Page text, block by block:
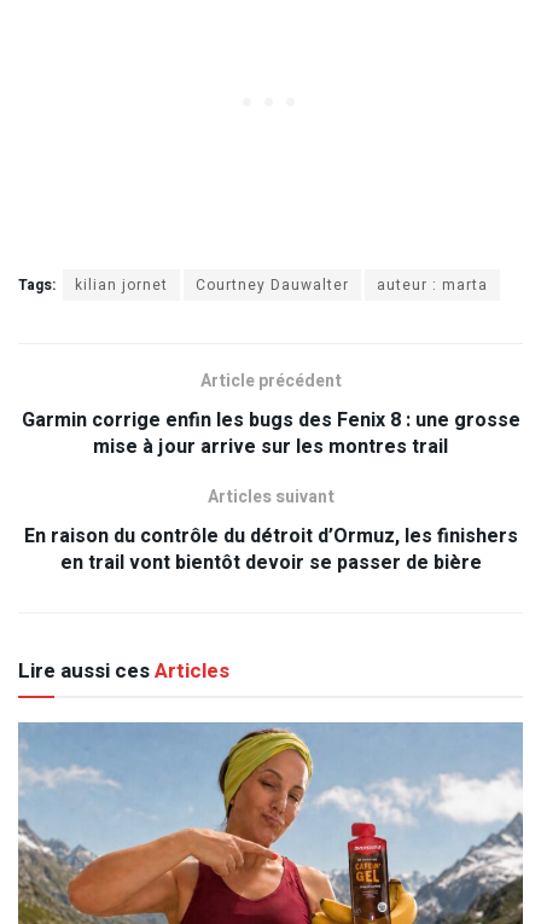
Tags: kilian jornet Courtney Dauwalter auteur : marta
Article précédent
Garmin corrige enfin les bugs des Fenix 8 : une grosse
mise à jour arrive sur les montres trail
Articles suivant
En raison du contrôle du détroit d’Ormuz, les finishers
en trail vont bientôt devoir se passer de bière
Lire aussi cesArticles